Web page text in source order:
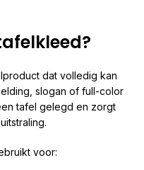
dat volledig kan
slogan of full-color
tafel gelegd en zorgt
voor: